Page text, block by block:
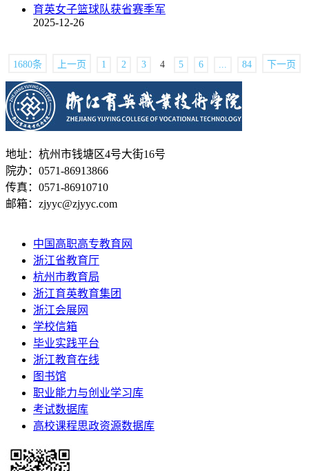
育英女子篮球队获省赛季军
2025-12-26
1680条 上一页 1 2 3 4 5 6 84 下一页
地址：杭州市钱塘区4号大街16号
院办：0571-86913866
传真：0571-86910710
邮箱：zjyyc@zjyyc.com
中国高职高专教育网
浙江省教育厅
杭州市教育局
浙江育英教育集团
浙江会展网
学校信箱
毕业实践平台
浙江教育在线
图书馆
职业能力与创业学习库
考试数据库
高校课程思政资源数据库